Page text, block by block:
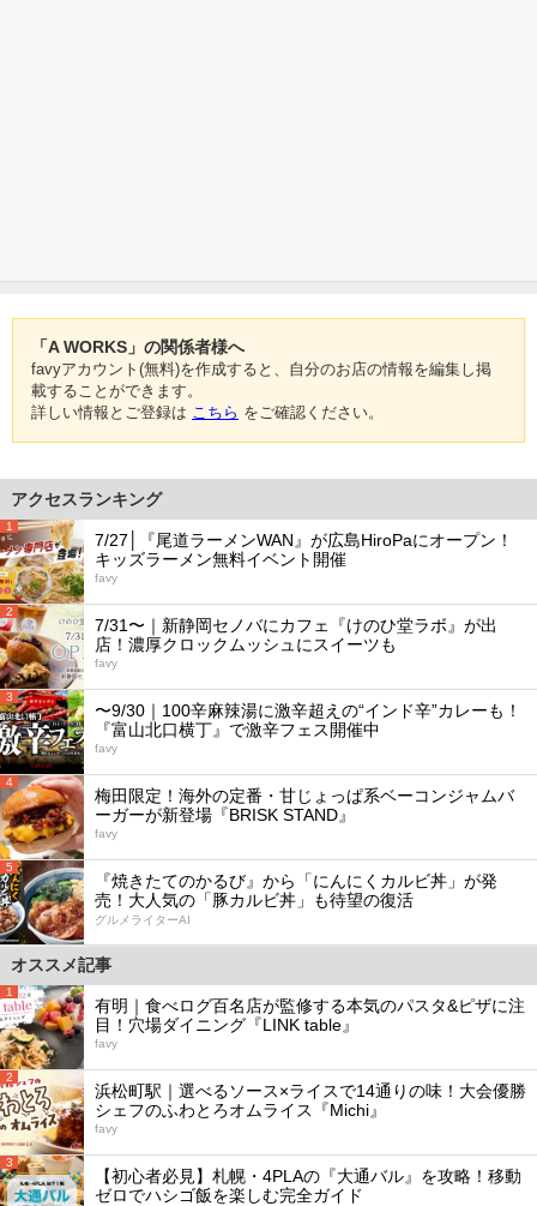
「A WORKS」の関係者様へ
favyアカウント(無料)を作成すると、自分のお店の情報を編集し掲
載することができます。
詳しい情報とご登録は こちら をご確認ください。
アクセスランキング
1
7/27│『尾道ラーメンWAN』が広島HiroPaにオープン！
キッズラーメン無料イベント開催
favy
2
7/31〜｜新静岡セノバにカフェ『けのひ堂ラボ』が出
店！濃厚クロックムッシュにスイーツも
favy
3
〜9/30｜100辛麻辣湯に激辛超えの“インド辛”カレーも！
『富山北口横丁』で激辛フェス開催中
favy
4
梅田限定！海外の定番・甘じょっぱ系ベーコンジャムバ
ーガーが新登場『BRISK STAND』
favy
5
『焼きたてのかるび』から「にんにくカルビ丼」が発
売！大人気の「豚カルビ丼」も待望の復活
グルメライターAI
オススメ記事
1
有明｜食べログ百名店が監修する本気のパスタ&ピザに注
目！穴場ダイニング『LINK table』
favy
2
浜松町駅｜選べるソース×ライスで14通りの味！大会優勝
シェフのふわとろオムライス『Michi』
favy
3
【初心者必見】札幌・4PLAの『大通バル』を攻略！移動
ゼロでハシゴ飯を楽しむ完全ガイド